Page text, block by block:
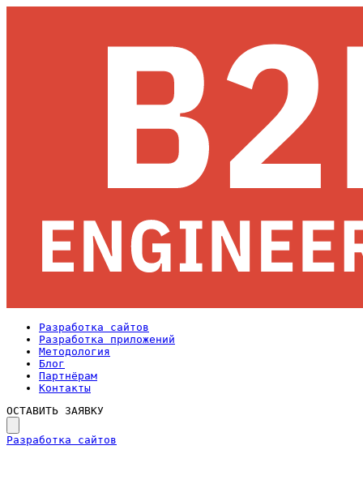
Разработка сайтов
Разработка приложений
Методология
Блог
Партнёрам
Контакты
ОСТАВИТЬ ЗАЯВКУ
Разработка сайтов